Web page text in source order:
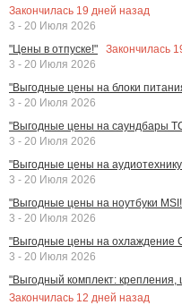
Закончилась 19 дней назад
3 - 20 Июля 2026
"Цены в отпуске!"
Закончилась
3 - 20 Июля 2026
"Выгодные цены на блоки
3 - 20 Июля 2026
"Выгодные цены на саундбары
3 - 20 Июля 2026
"Выгодные цены на
3 - 20 Июля 2026
"Выгодные цены на ноутбуки
3 - 20 Июля 2026
"Выгодные цены на охлаждение
3 - 20 Июля 2026
"Выгодный комплект:
Закончилась 12 дней назад